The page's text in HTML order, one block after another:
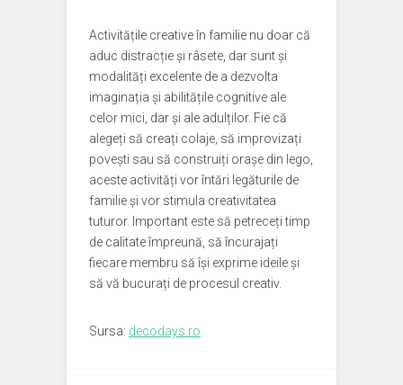
Activitățile creative în familie nu doar că
aduc distracție și râsete, dar sunt și
modalități excelente de a dezvolta
imaginația și abilitățile cognitive ale
celor mici, dar și ale adulților. Fie că
alegeți să creați colaje, să improvizați
povești sau să construiți orașe din lego,
aceste activități vor întări legăturile de
familie și vor stimula creativitatea
tuturor. Important este să petreceți timp
de calitate împreună, să încurajați
fiecare membru să își exprime ideile și
să vă bucurați de procesul creativ.
Sursa: decodays.ro